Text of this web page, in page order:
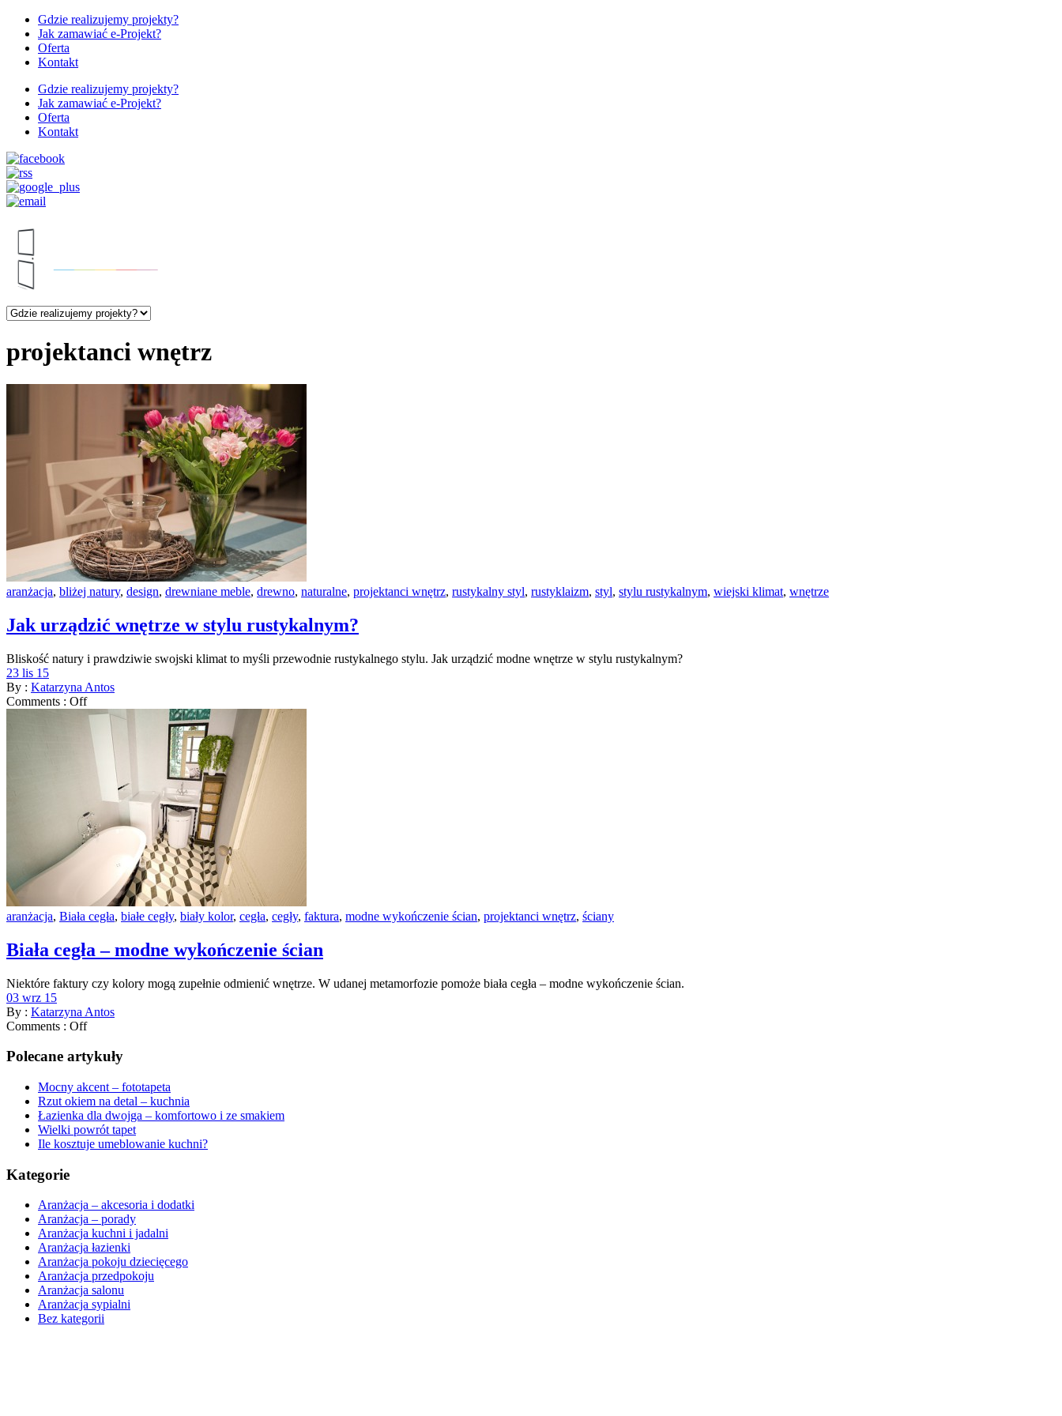
Gdzie realizujemy projekty?
Jak zamawiać e-Projekt?
Oferta
Kontakt
Gdzie realizujemy projekty?
Jak zamawiać e-Projekt?
Oferta
Kontakt
projektanci wnętrz
aranżacja, bliżej natury, design, drewniane meble, drewno, naturalne, projektanci wnętrz, rustykalny styl, rustyklaizm, styl, stylu rustykalnym, wiejski klimat, wnętrze
Jak urządzić wnętrze w stylu rustykalnym?
Bliskość natury i prawdziwie swojski klimat to myśli przewodnie rustykalnego stylu. Jak urządzić modne wnętrze w stylu rustykalnym?
23 lis 15
By : Katarzyna Antos
Comments : Off
aranżacja, Biała cegła, białe cegły, biały kolor, cegła, cegły, faktura, modne wykończenie ścian, projektanci wnętrz, ściany
Biała cegła – modne wykończenie ścian
Niektóre faktury czy kolory mogą zupełnie odmienić wnętrze. W udanej metamorfozie pomoże biała cegła – modne wykończenie ścian.
03 wrz 15
By : Katarzyna Antos
Comments : Off
Polecane artykuły
Mocny akcent – fototapeta
Rzut okiem na detal – kuchnia
Łazienka dla dwojga – komfortowo i ze smakiem
Wielki powrót tapet
Ile kosztuje umeblowanie kuchni?
Kategorie
Aranżacja – akcesoria i dodatki
Aranżacja – porady
Aranżacja kuchni i jadalni
Aranżacja łazienki
Aranżacja pokoju dziecięcego
Aranżacja przedpokoju
Aranżacja salonu
Aranżacja sypialni
Bez kategorii